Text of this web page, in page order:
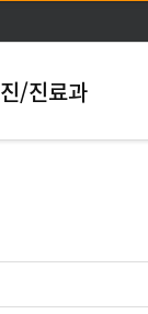
/진료과